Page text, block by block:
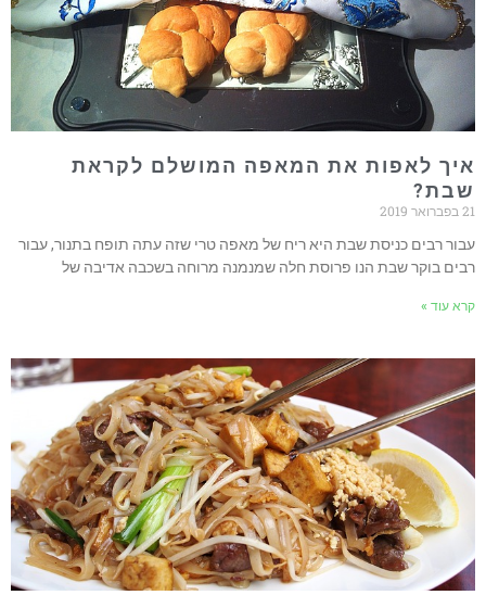
איך לאפות את המאפה המושלם לקראת
שבת?
21 בפברואר 2019
עבור רבים כניסת שבת היא ריח של מאפה טרי שזה עתה תופח בתנור, עבור
רבים בוקר שבת הנו פרוסת חלה שמנמנה מרוחה בשכבה אדיבה של
קרא עוד »